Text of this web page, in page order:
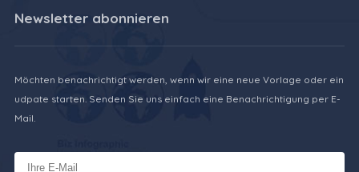
Newsletter abonnieren
Möchten benachrichtigt werden, wenn wir eine neue Vorlage oder ein
udpate starten. Senden Sie uns einfach eine Benachrichtigung per E-
Mail.